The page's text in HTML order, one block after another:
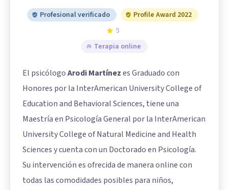
Profesional verificado
Profile Award 2022
5
Terapia online
El psicólogoArodi Martínezes Graduado con
Honores por la InterAmerican University College of
Education and Behavioral Sciences, tiene una
Maestría en Psicología General por la InterAmerican
University College of Natural Medicine and Health
Sciences y cuenta con un Doctorado en Psicología.
Su intervención es ofrecida de manera online con
todas las comodidades posibles para niños,